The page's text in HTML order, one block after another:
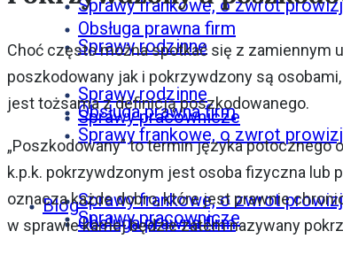
Sprawy frankowe, o zwrot
Obsługa prawna firm
Sprawy pracownicze
Obsługa prawna firm
Sprawy pracownicze
Blog
Sprawy rodzinne
Sprawy frankowe, o zwrot
Sprawy rodzinne
Sprawy frankowe, o zwrot
Obsługa prawna firm
Choć często można spotkać się z zamiennym
poszkodowany jak i pokrzywdzony są
jest tożsama z definicją poszkodowanego.
„Poszkodowany” to termin języka
k.p.k. pokrzywdzonym jest osoba fizyczna lub
oznacza każde dobro, które jest prawnie
w sprawie karnej będzie zatem nazywany